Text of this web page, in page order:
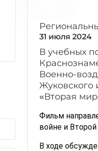
31 июля 2024
В учебных
Военно-
Жуковского
«Вторая
Фильм
войне и
В ходе